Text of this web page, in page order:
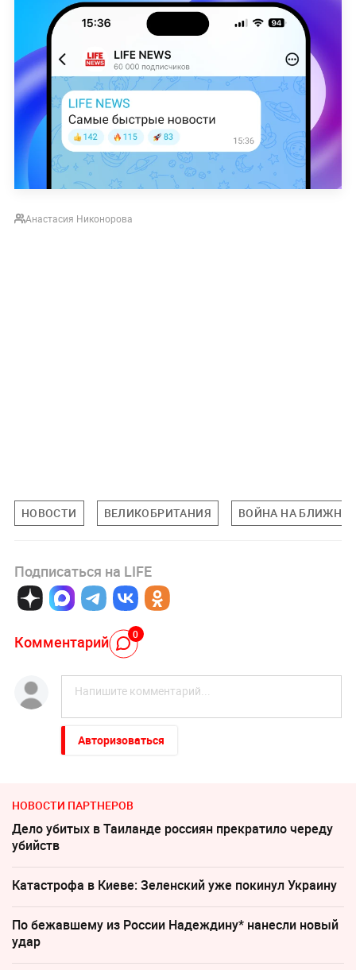
Анастасия Никонорова
НОВОСТИ ВЕЛИКОБРИТАНИЯ ВОЙНА НА
Подписаться на LIFE
Комментарий 0
Авторизоваться
НОВОСТИ ПАРТНЕРОВ
Дело убитых в Таиланде россиян прекратило череду
убийств
Катастрофа в Киеве: Зеленский уже покинул Украину
По бежавшему из России Надеждину* нанесли новый
удар